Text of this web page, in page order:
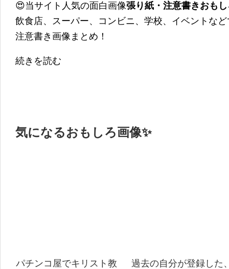
😍当サイト人気の面白画像張り紙・注意書きおも
飲食店、スーパー、コンビニ、学校、イベントな
注意書き画像まとめ！
続きを読む
気になるおもしろ画像✨
パチンコ屋でキリスト教
過去の自分が登録した